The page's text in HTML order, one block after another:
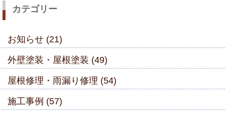
カテゴリー
お知らせ (21)
外壁塗装・屋根塗装 (49)
屋根修理・雨漏り修理 (54)
施工事例 (57)